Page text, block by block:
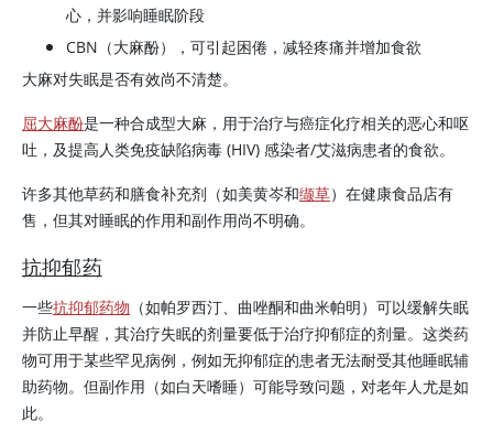
心，并影响睡眠阶段
CBN（大麻酚），可引起困倦，减轻疼痛并增加食欲
大麻对失眠是否有效尚不清楚。
屈大麻酚是一种合成型大麻，用于治疗与癌症化疗相关的恶心和呕
吐，及提高人类免疫缺陷病毒 (HIV) 感染者/艾滋病患者的食欲。
许多其他草药和膳食补充剂（如美黄岑和缬草）在健康食品店有
售，但其对睡眠的作用和副作用尚不明确。
抗抑郁药
一些抗抑郁药物 （如帕罗西汀、曲唑酮和曲米帕明）可以缓解失眠
并防止早醒，其治疗失眠的剂量要低于治疗抑郁症的剂量。这类药
物可用于某些罕见病例，例如无抑郁症的患者无法耐受其他睡眠辅
助药物。但副作用（如白天嗜睡）可能导致问题，对老年人尤是如
此。